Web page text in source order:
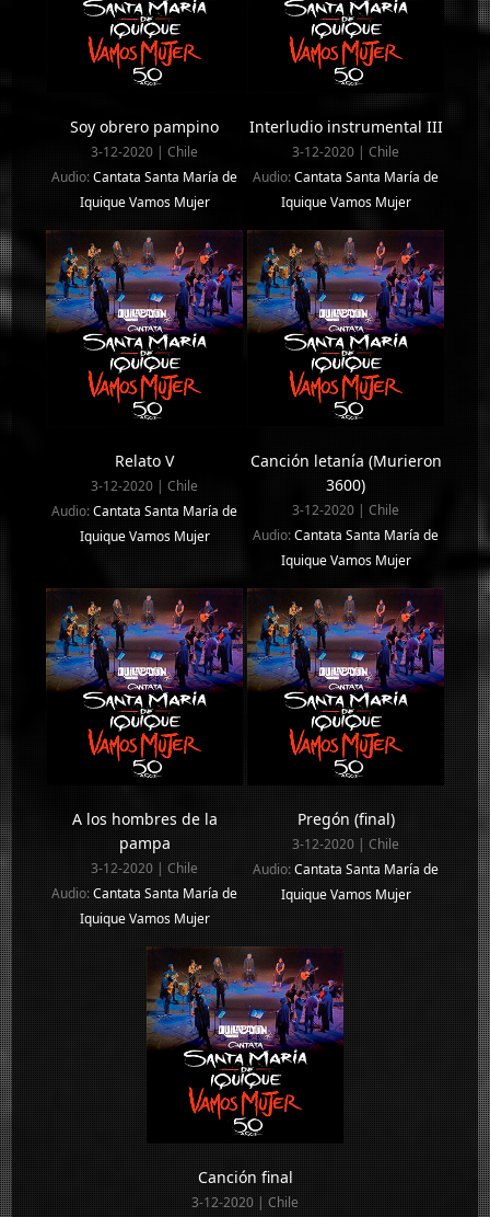
Soy obrero pampino
3-12-2020 | Chile
Audio:Cantata Santa María de
Iquique Vamos Mujer
Interludio instrumental III
3-12-2020 | Chile
Audio:Cantata Santa María de
Iquique Vamos Mujer
Relato V
3-12-2020 | Chile
Audio:Cantata Santa María de
Iquique Vamos Mujer
Canción letanía (Murieron
3600)
3-12-2020 | Chile
Audio:Cantata Santa María de
Iquique Vamos Mujer
A los hombres de la
pampa
3-12-2020 | Chile
Audio: Cantata Santa María de
Iquique Vamos Mujer
Pregón (final)
3-12-2020 | Chile
Audio:Cantata Santa María de
Iquique Vamos Mujer
Canción final
3-12-2020 | Chile